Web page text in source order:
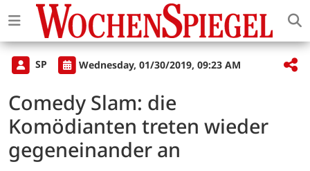
SP Wednesday, 01/30/2019, 09:23 AM
Comedy Slam: die
Komödianten treten wieder
gegeneinander an